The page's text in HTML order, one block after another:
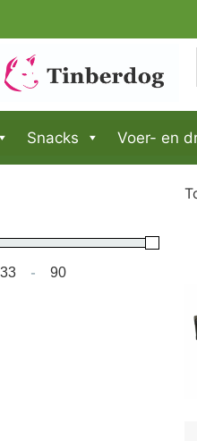
Snacks Voer- en
Minimum Price
-Maximum Price